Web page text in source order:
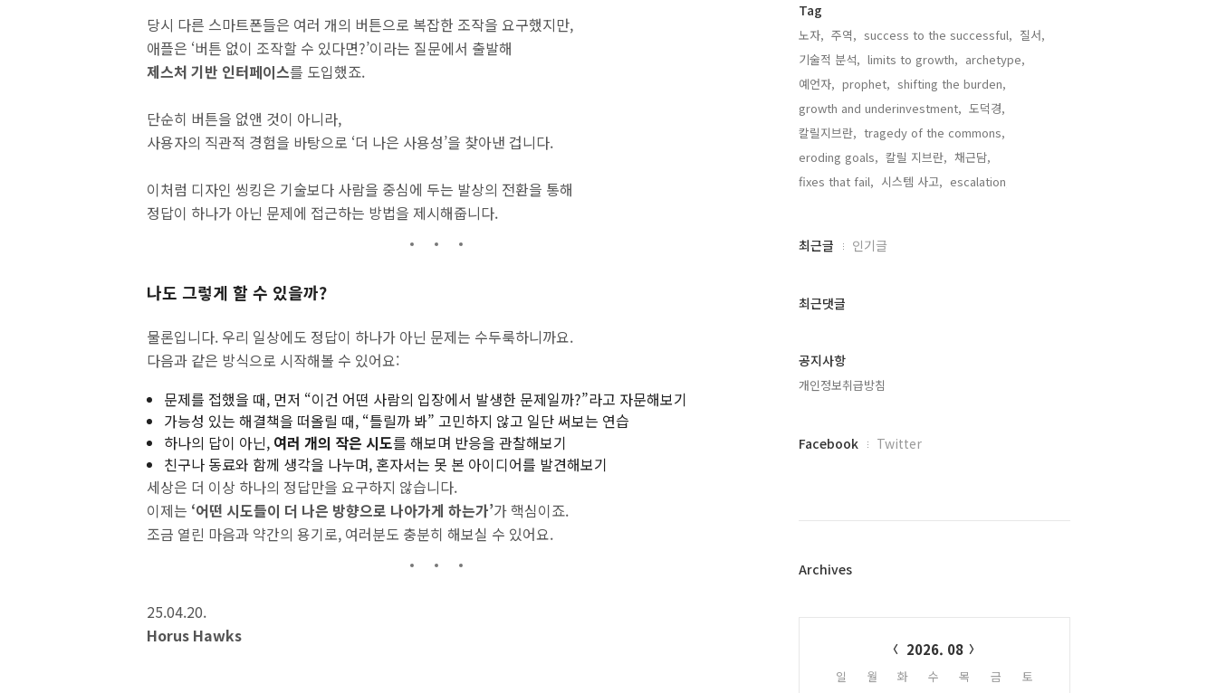
당시 다른 스마트폰들은 여러 개의 버튼으로 복잡한 조작을 요구했지만,
애플은 ‘버튼 없이 조작할 수 있다면?’이라는 질문에서 출발해
제스처 기반 인터페이스를 도입했죠.
단순히 버튼을 없앤 것이 아니라,
사용자의 직관적 경험을 바탕으로 ‘더 나은 사용성’을 찾아낸 겁니다.
이처럼 디자인 씽킹은 기술보다 사람을 중심에 두는 발상의 전환을 통해
정답이 하나가 아닌 문제에 접근하는 방법을 제시해줍니다.
나도 그렇게 할 수 있을까?
물론입니다. 우리 일상에도 정답이 하나가 아닌 문제는 수두룩하니까요.
다음과 같은 방식으로 시작해볼 수 있어요:
문제를 접했을 때, 먼저 “이건 어떤 사람의 입장에서 발생한 문제일까?”라고 자문해보기
가능성 있는 해결책을 떠올릴 때, “틀릴까 봐” 고민하지 않고 일단 써보는 연습
하나의 답이 아닌, 여러 개의 작은 시도를 해보며 반응을 관찰해보기
친구나 동료와 함께 생각을 나누며, 혼자서는 못 본 아이디어를 발견해보기
세상은 더 이상 하나의 정답만을 요구하지 않습니다.
이제는 ‘어떤 시도들이 더 나은 방향으로 나아가게 하는가’가 핵심이죠.
조금 열린 마음과 약간의 용기로, 여러분도 충분히 해보실 수 있어요.
25.04.20.
Horus Hawks
Tag
노자, 주역, success to the successful, 질서,
기술적 분석, limits to growth, archetype,
예언자, prophet, shifting the burden,
growth and underinvestment, 도덕경,
칼릴지브란, tragedy of the commons,
eroding goals, 칼릴 지브란, 채근담,
fixes that fail, 시스템 사고, escalation,
최
과
글
최근글 인기글
최근댓글
공지사항
개인정보취급방침
페
플
Facebook Twitter
Archives
2026. 08
일 월 화 수 목 금
토